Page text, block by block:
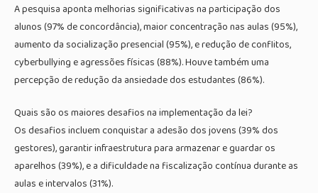
A pesquisa aponta melhorias significativas na participação dos
alunos (97% de concordância), maior concentração nas aulas (95%),
aumento da socialização presencial (95%), e redução de conflitos,
cyberbullying e agressões físicas (88%). Houve também uma
percepção de redução da ansiedade dos estudantes (86%).
Quais são os maiores desafios na implementação da lei?
Os desafios incluem conquistar a adesão dos jovens (39% dos
gestores), garantir infraestrutura para armazenar e guardar os
aparelhos (39%), e a dificuldade na fiscalização contínua durante as
aulas e intervalos (31%).